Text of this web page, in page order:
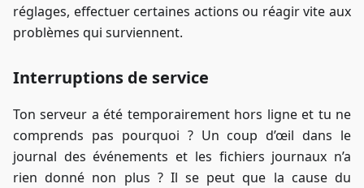
réglages, effectuer certaines actions ou réagir vite aux
problèmes qui surviennent.
Interruptions de service
Ton serveur a été temporairement hors ligne et tu ne
comprends pas pourquoi ? Un coup d’œil dans le
journal des événements et les fichiers journaux n’a
rien donné non plus ? Il se peut que la cause du